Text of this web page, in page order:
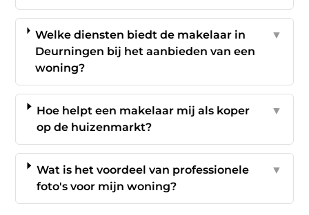
Welke diensten biedt de makelaar in
Deurningen bij het aanbieden van een
woning?
▼
Hoe helpt een makelaar mij als koper
op de huizenmarkt?
▼
Wat is het voordeel van professionele
foto's voor mijn woning?
▼